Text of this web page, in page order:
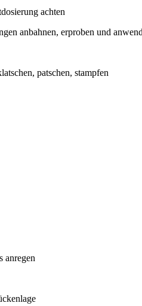
achten
anbahnen, erproben und
patschen, stampfen
anregen